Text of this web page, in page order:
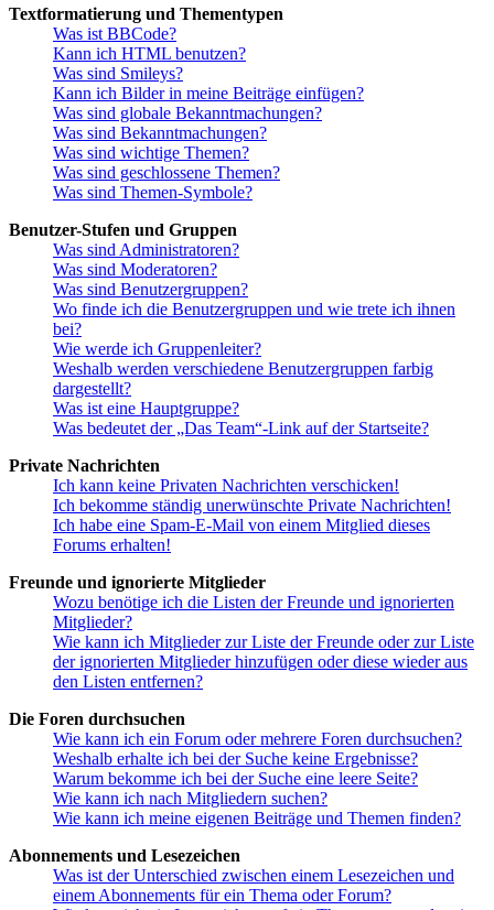
Textformatierung und Thementypen
Was ist BBCode?
Kann ich HTML benutzen?
Was sind Smileys?
Kann ich Bilder in meine Beiträge einfügen?
Was sind globale Bekanntmachungen?
Was sind Bekanntmachungen?
Was sind wichtige Themen?
Was sind geschlossene Themen?
Was sind Themen-Symbole?
Benutzer-Stufen und Gruppen
Was sind Administratoren?
Was sind Moderatoren?
Was sind Benutzergruppen?
Wo finde ich die Benutzergruppen und wie trete ich ihnen
bei?
Wie werde ich Gruppenleiter?
Weshalb werden verschiedene Benutzergruppen farbig
dargestellt?
Was ist eine Hauptgruppe?
Was bedeutet der „Das Team“-Link auf der Startseite?
Private Nachrichten
Ich kann keine Privaten Nachrichten verschicken!
Ich bekomme ständig unerwünschte Private Nachrichten!
Ich habe eine Spam-E-Mail von einem Mitglied dieses
Forums erhalten!
Freunde und ignorierte Mitglieder
Wozu benötige ich die Listen der Freunde und ignorierten
Mitglieder?
Wie kann ich Mitglieder zur Liste der Freunde oder zur Liste
der ignorierten Mitglieder hinzufügen oder diese wieder aus
den Listen entfernen?
Die Foren durchsuchen
Wie kann ich ein Forum oder mehrere Foren durchsuchen?
Weshalb erhalte ich bei der Suche keine Ergebnisse?
Warum bekomme ich bei der Suche eine leere Seite?
Wie kann ich nach Mitgliedern suchen?
Wie kann ich meine eigenen Beiträge und Themen finden?
Abonnements und Lesezeichen
Was ist der Unterschied zwischen einem Lesezeichen und
einem Abonnements für ein Thema oder Forum?